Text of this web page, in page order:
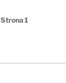
Strona1